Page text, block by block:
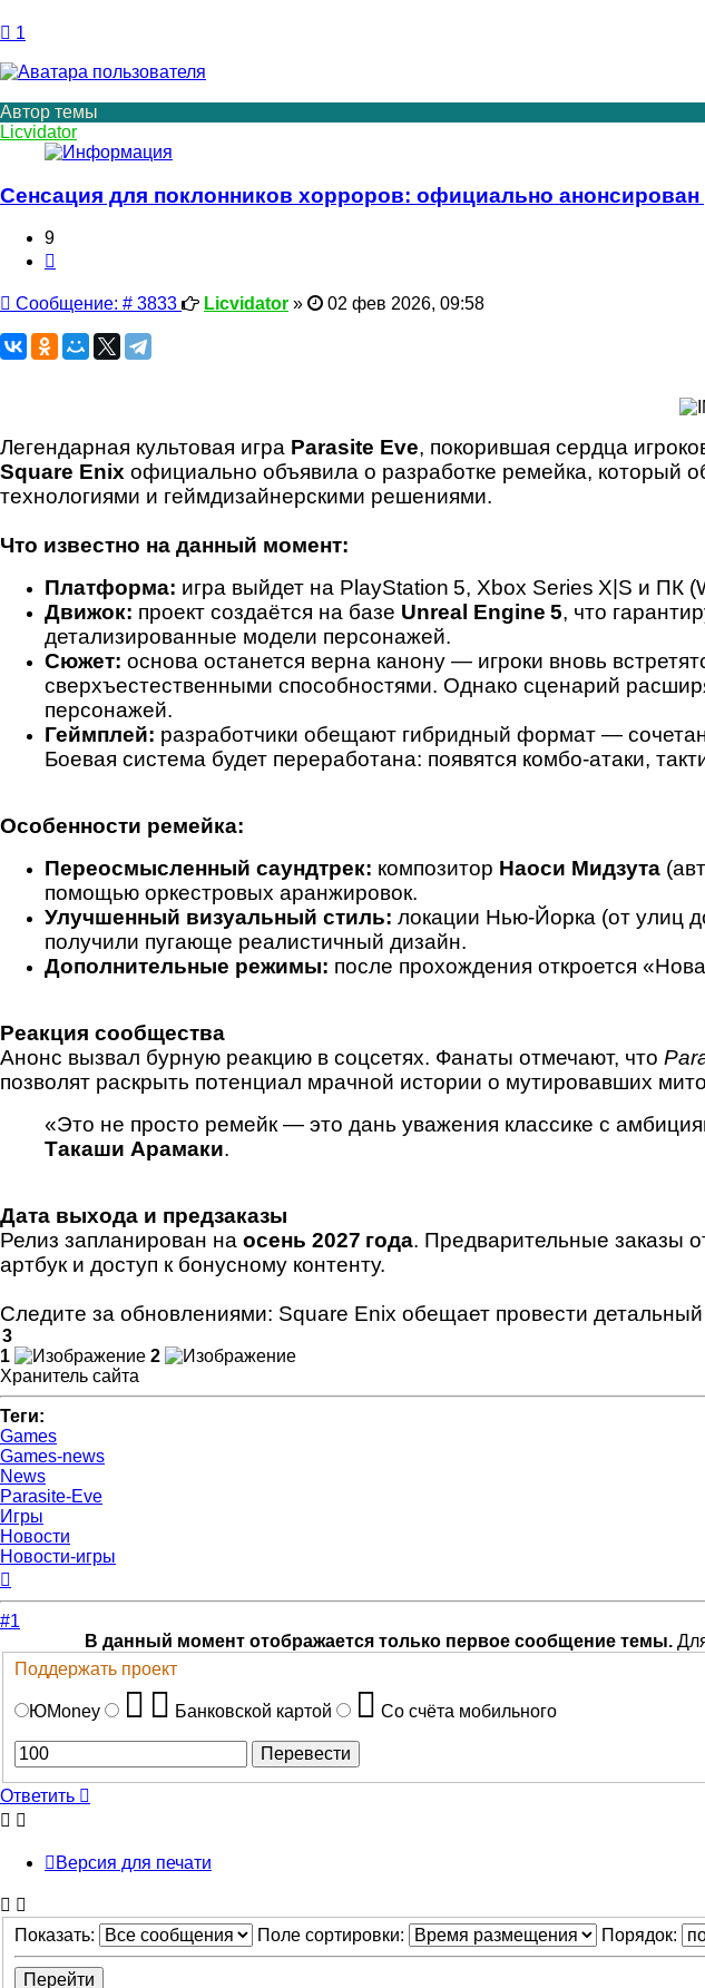
1
Автор темы
Licvidator
Сенсация для поклонников хорроров: официально анонсирован
9
Сообщение: # 3833 Сообщение
Licvidator » 02 фев 2026, 09:58
Легендарная культовая игра Parasite Eve, покорившая сердца
Square Enix официально объявила о разработке ремейка, который
технологиями и геймдизайнерскими решениями.
Что известно на данный момент:
Платформа: игра выйдет на PlayStation 5, Xbox Series X|S и ПК
Движок: проект создаётся на базе Unreal Engine 5, что
детализированные модели персонажей.
Сюжет: основа останется верна канону — игроки вновь
сверхъестественными способностями. Однако сценарий
персонажей.
Геймплей: разработчики обещают гибридный формат —
Боевая система будет переработана: появятся комбо‑атаки,
Особенности ремейка:
Переосмысленный саундтрек: композитор Наоси Мидзута
помощью оркестровых аранжировок.
Улучшенный визуальный стиль: локации Нью‑Йорка (от улиц
получили пугающе реалистичный дизайн.
Дополнительные режимы: после прохождения откроется
Реакция сообщества
Анонс вызвал бурную реакцию в соцсетях. Фанаты отмечают, что
позволят раскрыть потенциал мрачной истории о мутировавших
«Это не просто ремейк — это дань уважения классике с
Такаши Арамаки.
Дата выхода и предзаказы
Релиз запланирован на осень 2027 года. Предварительные заказы
артбук и доступ к бонусному контенту.
Следите за обновлениями: Square Enix обещает провести
3
1
2
Хранитель сайта
Теги:
Games
Games-news
News
Parasite-Eve
Игры
Новости
Новости-игры
началу
#1
В данный момент отображается только первое сообщение темы.
Поддержать проект
ЮMoney Банковской картой Со счёта мобильного
Ответить
Версия для печати
Показать: Поле сортировки: Порядок: